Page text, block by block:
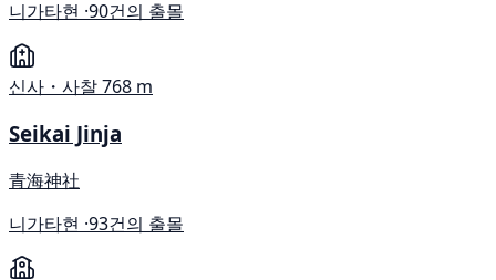
니가타현 ·90건의 출몰
신사・사찰768 m
Seikai Jinja
青海神社
니가타현 ·93건의 출몰